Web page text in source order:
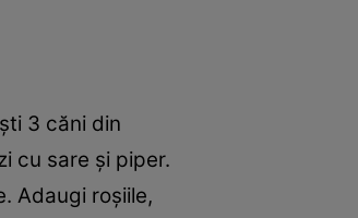
3 căni din
cu sare şi piper.
Adaugi roşiile,